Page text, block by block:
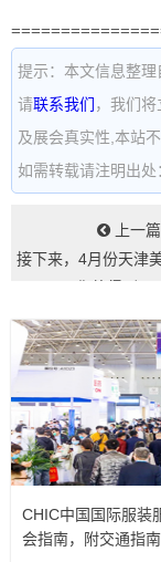
提示：本文信息整理
请联系我们 ，我们
及展会真实性,本站
如需转载请注明出
上一篇
接下来，4月份天津
CHIC中国国际服装
会指南，附交通指